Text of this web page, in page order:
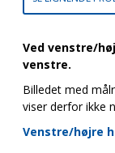
Ved venstre/
venstre.
Billedet med
viser derfor ikke
Venstre/højre